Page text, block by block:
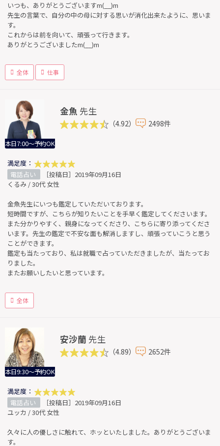
いつも、ありがとうございますm(__)m
先生の言葉で、自分の中の母に対する思いが消化出来たように、思いま
す。
これからは前を向いて、頑張って行きます。
ありがとうございましたm(__)m
全体 仕事
本日7:00～予約OK
金魚 先生
（4.92） 2498件
満足度：
電話占い
［投稿日］2019年09月16日
くるみ / 30代 女性
金魚先生にいつも鑑定していただいております。
短時間ですが、こちらが知りたいことを手早く鑑定してくださいます。
また分かりやすく、親身になってくださり、こちらに寄り添ってくださ
います。先生の鑑定で不安な面も解消しますし、頑張っていこうと思う
ことができます。
鑑定も当たっており、私は就職で占っていただきましたが、当たってお
りました。
またお願いしたいと思っています。
全体
本日9:30～予約OK
安沙蘭 先生
（4.89） 2652件
満足度：
電話占い
［投稿日］2019年09月16日
ユッカ / 30代 女性
久々に人の優しさに触れて、ホッといたしました。ありがとうございま
す。